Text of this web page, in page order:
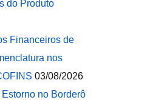
do Produto
Financeiros de
nos
03/08/2026
no Borderô